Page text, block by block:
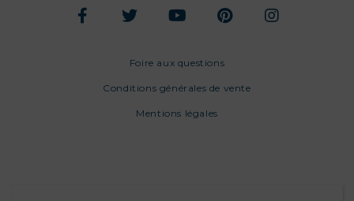
Foire aux questions
Conditions générales de vente
Mentions légales